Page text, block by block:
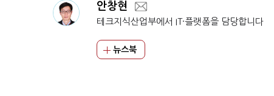
안창현
테크지식산업부에서 IT·플랫폼을 담당합니다
뉴스북